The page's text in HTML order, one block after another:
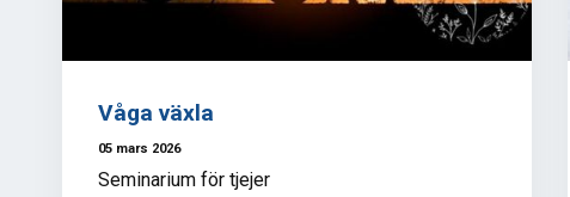
Våga växla
05 mars 2026
Seminarium för tjejer